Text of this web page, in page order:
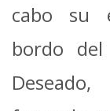
cabo su
bordo